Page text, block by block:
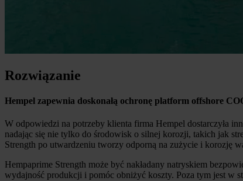
Rozwiązanie
Hempel zapewnia doskonałą ochronę platform offshore
W odpowiedzi na potrzeby klienta firma Hempel dostarczyła
nadając się nie tylko do środowisk o silnej korozji, takich jak
Strength po utwardzeniu tworzy odporną na zużycie i korozję
Hempaprime Strength może być nakładany natryskiem
wydajność produkcji i pomóc obniżyć koszty. Poza tym jest w